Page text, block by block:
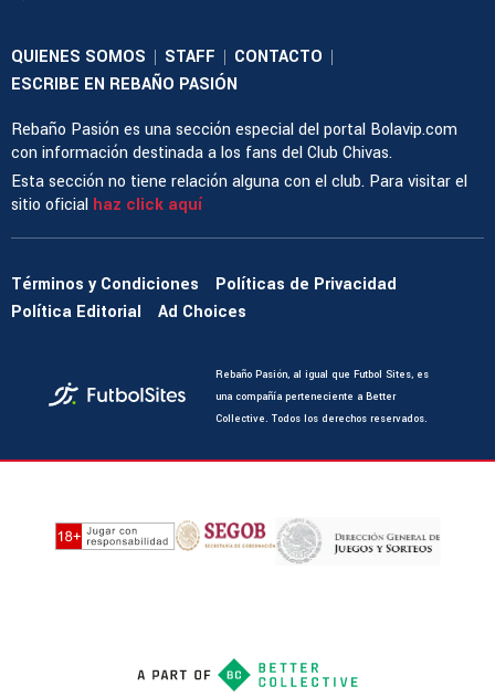
QUIENES SOMOS | STAFF | CONTACTO |
ESCRIBE EN REBAÑO PASIÓN
Rebaño Pasión es una sección especial del portal Bolavip.com
con información destinada a los fans del Club Chivas.
Esta sección no tiene relación alguna con el club. Para visitar el
sitio oficial haz click aquí
Términos y Condiciones
Políticas de Privacidad
Política Editorial
Ad Choices
Rebaño Pasión, al igual que Futbol Sites, es
una compañía perteneciente a Better
Collective. Todos los derechos reservados.